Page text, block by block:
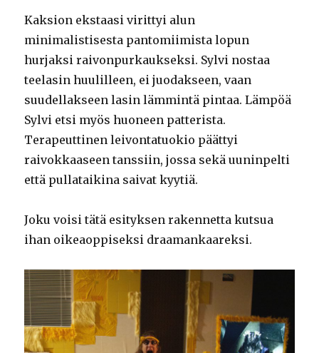
Kaksion ekstaasi virittyi alun
minimalistisesta pantomiimista lopun
hurjaksi raivonpurkaukseksi. Sylvi nostaa
teelasin huulilleen, ei juodakseen, vaan
suudellakseen lasin lämmintä pintaa. Lämpöä
Sylvi etsi myös huoneen patterista.
Terapeuttinen leivontatuokio päättyi
raivokkaaseen tanssiin, jossa sekä uuninpelti
että pullataikina saivat kyytiä.
Joku voisi tätä esityksen rakennetta kutsua
ihan oikeaoppiseksi draamankaareksi.